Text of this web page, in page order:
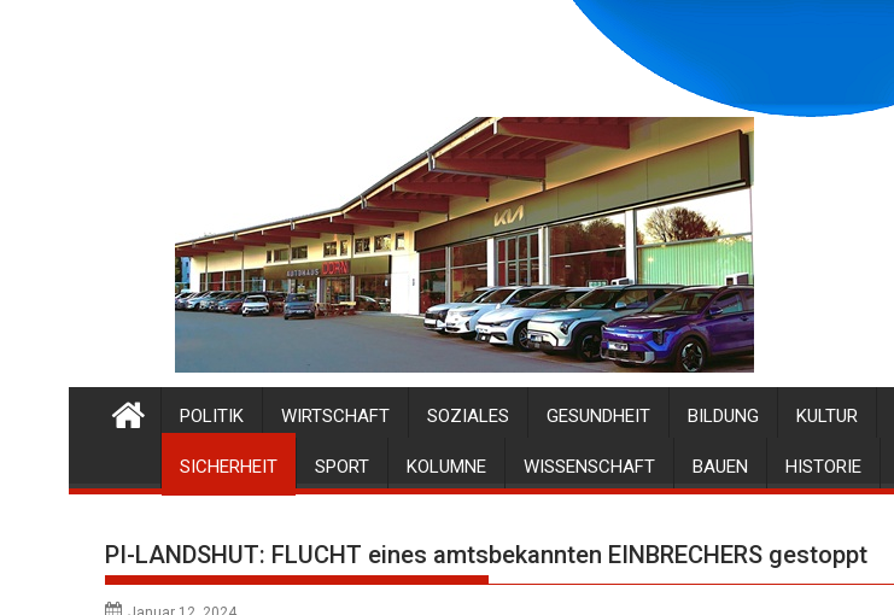
POLITIK WIRTSCHAFT SOZIALES GESUNDHEIT BILDUNG KULTUR
SICHERHEIT SPORT KOLUMNE WISSENSCHAFT BAUEN HISTORIE
PI-LANDSHUT: FLUCHT eines amtsbekannten EINBRECHERS gestoppt